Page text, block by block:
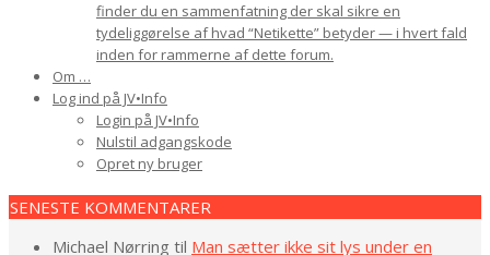
finder du en sammenfatning der skal sikre en
tydeliggørelse af hvad “Netikette” betyder — i hvert fald
inden for rammerne af dette forum.
Om …
Log ind på JV•Info
Login på JV•Info
Nulstil adgangskode
Opret ny bruger
2022-
08-
SENESTE KOMMENTARER
Michael Nørring til Man sætter ikke sit lys under en